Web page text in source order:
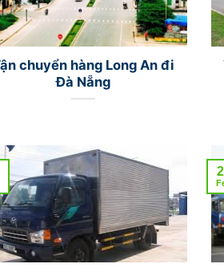
chuyển hàng Long An đi
Đà Nẵng